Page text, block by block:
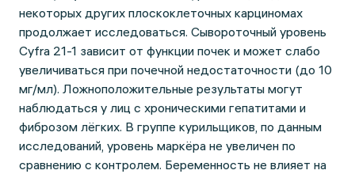
некоторых других плоскоклеточных карциномах
продолжает исследоваться. Сывороточный уровень
Cyfra 21-1 зависит от функции почек и может слабо
увеличиваться при почечной недостаточности (до 10
мг/мл). Ложноположительные результаты могут
наблюдаться у лиц с хроническими гепатитами и
фиброзом лёгких. В группе курильщиков, по данным
исследований, уровень маркёра не увеличен по
сравнению с контролем. Беременность не влияет на